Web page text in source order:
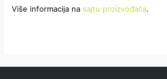
Više informacija nasajtu proizvođača.